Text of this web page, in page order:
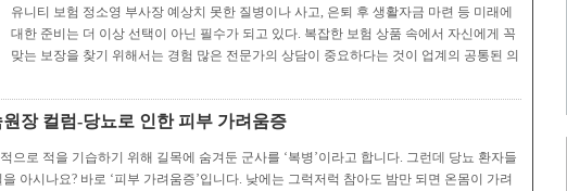
유니티 보험 정소영 부사장 예상치 못한 질병이나 사고, 은퇴 후 생활자금 마련 등 미래에
대한 준비는 더 이상 선택이 아닌 필수가 되고 있다. 복잡한 보험 상품 속에서 자신에게 꼭
맞는 보장을 찾기 위해서는 경험 많은 전문가의 상담이 중요하다는 것이 업계의 공통된 의
장 컬럼-당뇨로 인한 피부 가려움증
으로 적을 기습하기 위해 길목에 숨겨둔 군사를 ‘복병’이라고 합니다. 그런데 당뇨 환자들
아시나요? 바로 ‘피부 가려움증’입니다. 낮에는 그럭저럭 참아도 밤만 되면 온몸이 가려